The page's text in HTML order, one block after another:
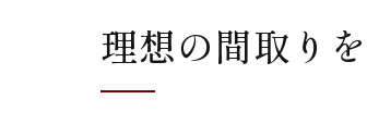
理想の間取り